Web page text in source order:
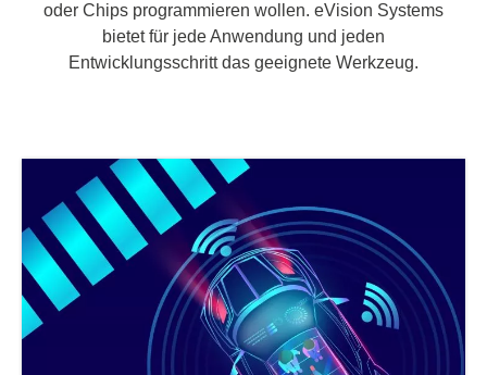
oder Chips programmieren wollen. eVision Systems
bietet für jede Anwendung und jeden
Entwicklungsschritt das geeignete Werkzeug.